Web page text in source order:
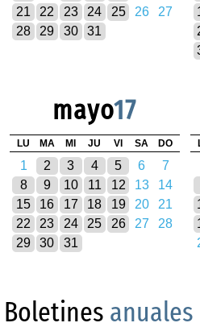
21
22 23 24 25 26
27
28
29 30 31
mayo17
LU MA MI JU VI SA DO
1 2 3 4 5 6
7
8
9 10 11 12 13
14
15
16 17 18 19 20
21
22
23 24 25 26 27
28
29
30 31
Boletines anuales